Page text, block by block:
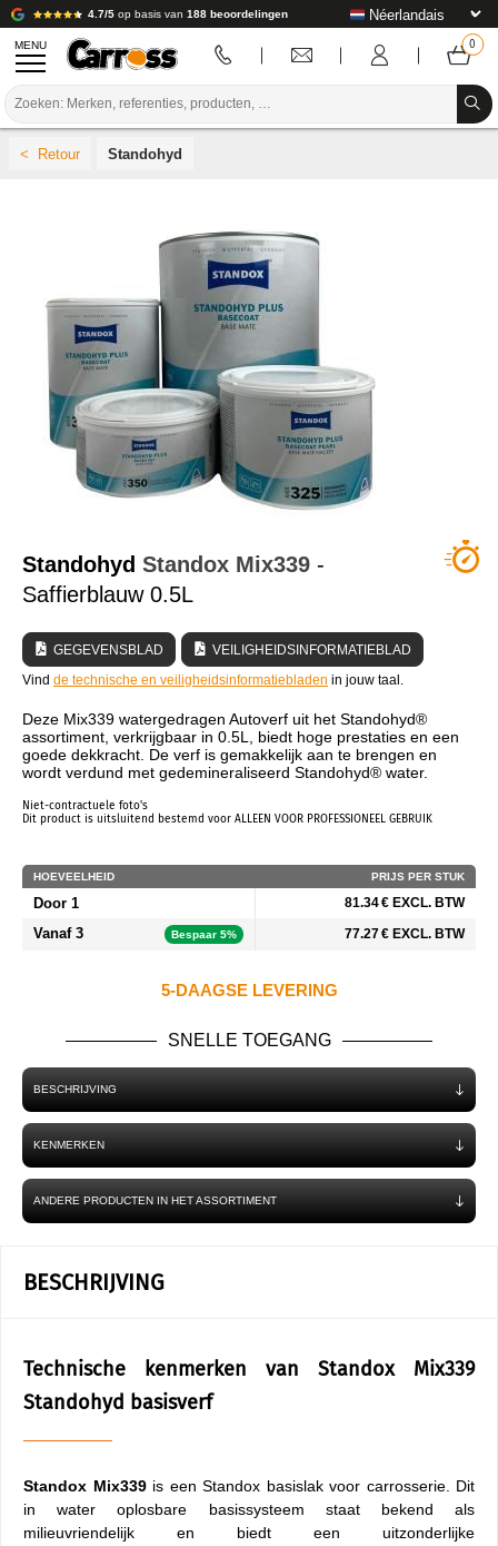
4.7/5 op basis van 188 beoordelingen
MENU
VOORBEREIDING / VERVEN / AFWERKING
VERBRUIKSARTIKELEN VOOR CARROSSERIE
GEREEDSCHAP VOOR CARROSSERIE
UITRUSTING VOOR CARROSSERIE
LABORATORIUMINSTALLATIE
HANDLEIDING & ADVIES
Standohyd
Standohyd Standox Mix339 -
Saffierblauw 0.5L
GEGEVENSBLAD
VEILIGHEIDSINFORMATIEBLAD
Vind de technische en veiligheidsinformatiebladen in jouw taal.
Deze Mix339 watergedragen Autoverf uit het Standohyd®
assortiment, verkrijgbaar in 0.5L, biedt hoge prestaties en een
goede dekkracht. De verf is gemakkelijk aan te brengen en
wordt verdund met gedemineraliseerd Standohyd® water.
Niet-contractuele foto's
Dit product is uitsluitend bestemd voor ALLEEN VOOR PROFESSIONEEL GEBRUIK
HOEVEELHEID PRIJS PER STUK
Door 1 81.34 € EXCL. BTW
Vanaf 3 Bespaar 5% 77.27 € EXCL. BTW
5-DAAGSE LEVERING
SNELLE TOEGANG
BESCHRIJVING
KENMERKEN
ANDERE PRODUCTEN IN HET ASSORTIMENT
BESCHRIJVING
Technische kenmerken van Standox Mix339
Standohyd basisverf
Standox Mix339is een Standox basislak voor carrosserie. Dit
in water oplosbare basissysteem staat bekend als
milieuvriendelijk en biedt een uitzonderlijke